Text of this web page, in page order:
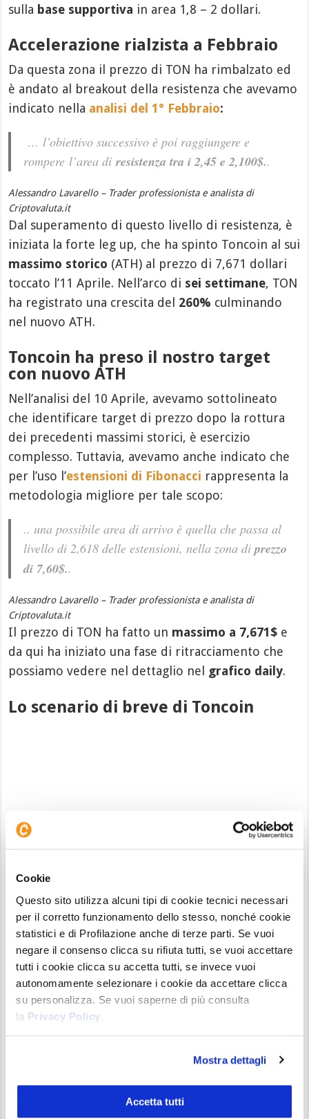
Cookie
Questo sito utilizza alcuni tipi di cookie tecnici necessari
per il corretto funzionamento dello stesso, nonché cookie
statistici e di Profilazione anche di terze parti. Se vuoi
negare il consenso clicca su rifiuta tutti, se vuoi accettare
tutti i cookie clicca su accetta tutti, se invece vuoi
autonomamente selezionare i cookie da accettare clicca
su personalizza. Se vuoi saperne di più consulta
la Privacy Policy.
Mostra dettagli
Accetta tutti
sulla base supportiva in area 1,8 – 2 dollari.
Accelerazione rialzista a Febbraio
Da questa zona il prezzo di TON ha rimbalzato ed
è andato al breakout della resistenza che avevamo
indicato nella analisi del 1° Febbraio:
… l’obiettivo successivo è poi raggiungere e
rompere l’area di resistenza tra i 2,45 e 2,100$..
Alessandro Lavarello – Trader professionista e analista di
Criptovaluta.it
Dal superamento di questo livello di resistenza, è
iniziata la forte leg up, che ha spinto Toncoin al sui
massimo storico (ATH) al prezzo di 7,671 dollari
toccato l’11 Aprile. Nell’arco di sei settimane, TON
ha registrato una crescita del 260% culminando
nel nuovo ATH.
Toncoin ha preso il nostro target
con nuovo ATH
Nell’analisi del 10 Aprile, avevamo sottolineato
che identificare target di prezzo dopo la rottura
dei precedenti massimi storici, è esercizio
complesso. Tuttavia, avevamo anche indicato che
per l’uso l’estensioni di Fibonacci rappresenta la
metodologia migliore per tale scopo:
.. una possibile area di arrivo è quella che passa al
livello di 2,618 delle estensioni, nella zona diprezzo
di 7,60$..
Alessandro Lavarello – Trader professionista e analista di
Criptovaluta.it
Il prezzo di TON ha fatto un massimo a 7,671$ e
da qui ha iniziato una fase di ritracciamento che
possiamo vedere nel dettaglio nel grafico daily.
Lo scenario di breve di Toncoin
Dopo la presa del target, $TON ha subito una fase
di correzione, perdendo il 40% del suo valore, in
circa due settimane, con un minimo a 4,60$.
Analizzando il grafico, si può notare, che il prezzo
èsceso fino al supportoa 4,70$ determinato
attraverso i
ritracciamenti di Fibonacci .
Breakout della resistenza
è in rimbalzo del
che passa area 6,15 dollari. Il breakout di questo
livello è fondamentale per una ripresa del suo